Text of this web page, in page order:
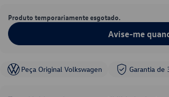
Produto temporariamente esgotado.
Avise-me
Peça Original Volkswagen Garantia de